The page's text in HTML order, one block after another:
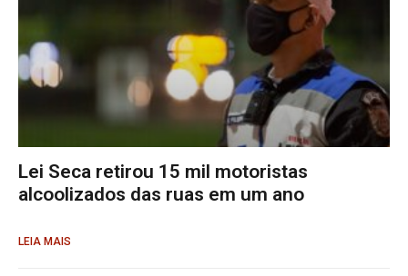
Lei Seca retirou 15 mil motoristas
alcoolizados das ruas em um ano
LEIA MAIS